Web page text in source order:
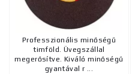
Professzionális minőségű
timföld. Üvegszállal
megerősítve. Kiváló minőségű
gyantával r ...